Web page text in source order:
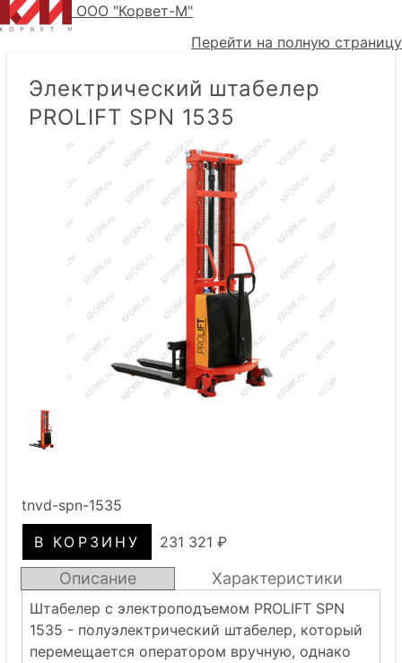
ООО "Корвет-М"
Перейти на полную страницу
Электрический штабелер
PROLIFT SPN 1535
tnvd-spn-1535
231 321 ₽
Описание
Штабелер с электроподъемом PROLIFT SPN
1535 - полуэлектрический штабелер, который
перемещается оператором вручную, однако
Характеристики